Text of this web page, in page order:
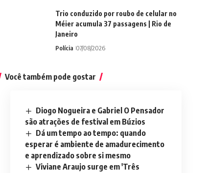
Trio conduzido por roubo de celular no
Méier acumula 37 passagens | Rio de
Janeiro
Polícia 07/08/2026
Você também pode gostar
Diogo Nogueira e Gabriel O Pensador
são atrações de festival em Búzios
Dá um tempo ao tempo: quando
esperar é ambiente de amadurecimento
e aprendizado sobre si mesmo
Viviane Araujo surge em 'Três